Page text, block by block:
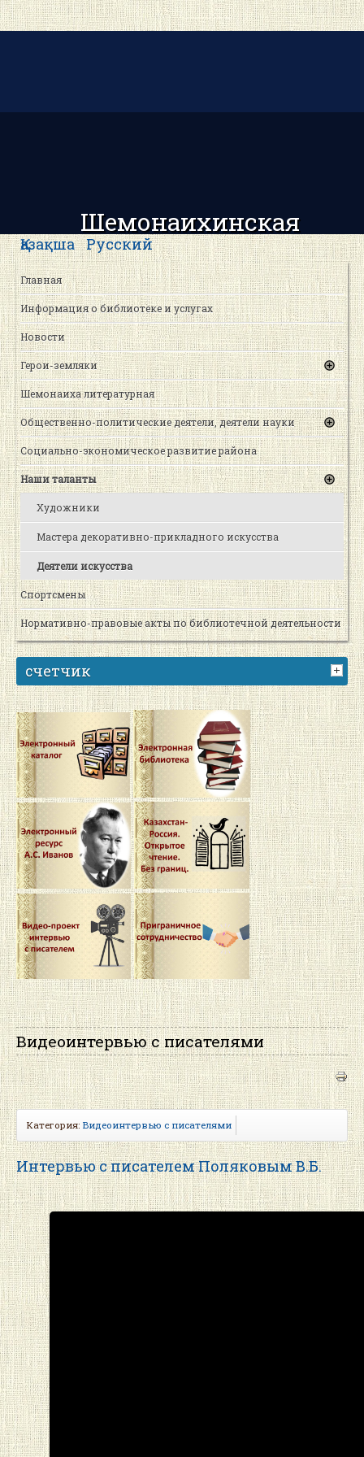
Шемонаихинская
центральная районная
библиотека
Қазақша Русский
Главная
Информация о библиотеке и услугах
Новости
Герои-земляки
Шемонаиха литературная
Общественно-политические деятели, деятели науки
Социально-экономическое развитие района
Наши таланты
Художники
Мастера декоративно-прикладного искусства
Деятели искусства
Спортсмены
Нормативно-правовые акты по библиотечной деятельности
счетчик
Видеоинтервью с писателями
Категория: Видеоинтервью с писателями
Интервью с писателем Поляковым В.Б.